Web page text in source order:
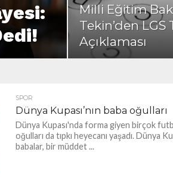
Milli Eğitim
Tekin’den LGS
Açıklaması
SPOR
Dünya Kupası’nın baba oğulları
Dünya Kupası'nda forma giyen birçok
oğulları da tıpkı heyecanı yaşadı. Dünya
babalar, bir müddet ...